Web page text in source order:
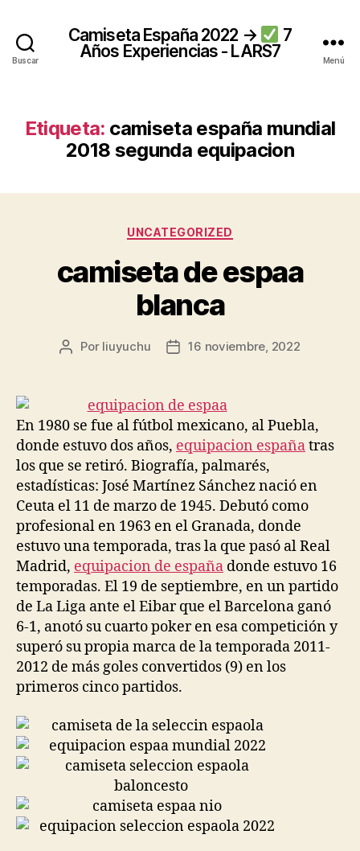
Buscar
Camiseta España 2022 →
7
Años Experiencias - LARS7
Menú
Etiqueta: camiseta españa mundial
2018 segunda equipacion
Categorías
UNCATEGORIZED
camiseta de espaa
blanca
Autor
entrada
Por liuyuchu
Fecha
entrada
16 noviembre, 2022
En 1980 se fue al fútbol mexicano, al Puebla,
donde estuvo dos años, equipacion españatras
los que se retiró. Biografía, palmarés,
estadísticas: José Martínez Sánchez nació en
Ceuta el 11 de marzo de 1945. Debutó como
profesional en 1963 en el Granada, donde
estuvo una temporada, tras la que pasó al Real
Madrid, equipacion de españa donde estuvo 16
temporadas. El 19 de septiembre, en un partido
de La Liga ante el Eibar que el Barcelona ganó
6-1, anotó su cuarto poker en esa competición y
superó su propia marca de la temporada 2011-
2012 de más goles convertidos (9) en los
primeros cinco partidos.